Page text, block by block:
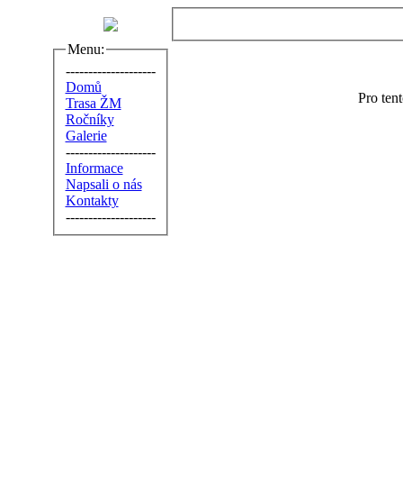
Menu:
--------------------
Domů
Trasa ŽM
Ročníky
Galerie
--------------------
Informace
Napsali o nás
Kontakty
--------------------
Pro